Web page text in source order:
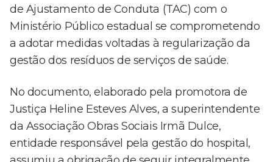
de Ajustamento de Conduta (TAC) com o
Ministério Público estadual se comprometendo
a adotar medidas voltadas à regularização da
gestão dos resíduos de serviços de saúde.
No documento, elaborado pela promotora de
Justiça Heline Esteves Alves, a superintendente
da Associação Obras Sociais Irmã Dulce,
entidade responsável pela gestão do hospital,